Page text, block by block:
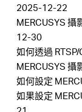
2025-12-22
MERCUSYS 攝
12-30
如何透過
MERCUSYS 攝
如何設定
如果設定